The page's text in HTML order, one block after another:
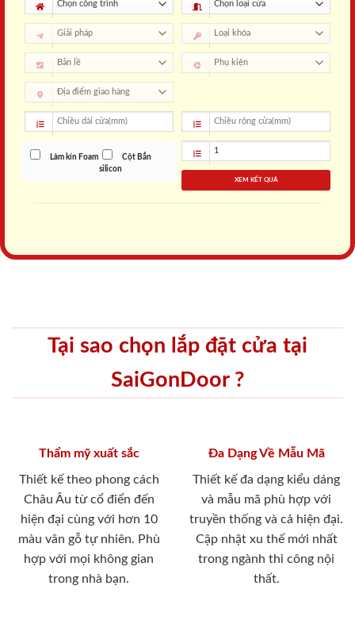
Làm kín Foam
Cột Bắn
silicon
XEM KẾT QUẢ
Tại sao chọn lắp đặt cửa tại
SaiGonDoor ?
Thẩm mỹ xuất sắc
Thiết kế theo phong cách
Châu Âu từ cổ điển đến
hiện đại cùng với hơn 10
màu vân gỗ tự nhiên. Phù
hợp với mọi không gian
trong nhà bạn.
Đa Dạng Về Mẫu Mã
Thiết kế đa dạng kiểu dáng
và mẫu mã phù hợp với
truyền thống và cả hiện đại.
Cập nhật xu thế mới nhất
trong ngành thi công nội
thất.